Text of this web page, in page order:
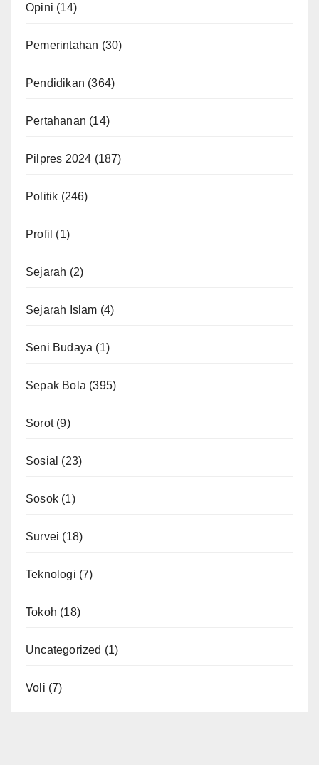
Opini (14)
Pemerintahan (30)
Pendidikan (364)
Pertahanan (14)
Pilpres 2024 (187)
Politik (246)
Profil (1)
Sejarah (2)
Sejarah Islam (4)
Seni Budaya (1)
Sepak Bola (395)
Sorot(9)
Sosial (23)
Sosok (1)
Survei (18)
Teknologi (7)
Tokoh (18)
Uncategorized (1)
Voli (7)